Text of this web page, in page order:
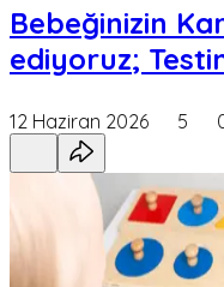
Bebeğinizin
ediyoruz;
12 Haziran 2026 5